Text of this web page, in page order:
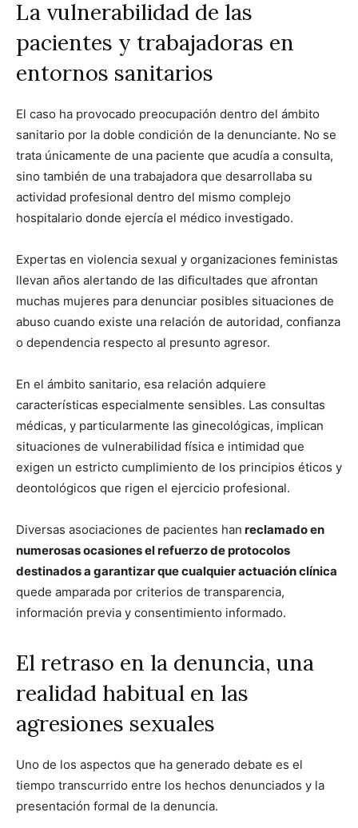
La vulnerabilidad de las
pacientes y trabajadoras en
entornos sanitarios
El caso ha provocado preocupación dentro del ámbito
sanitario por la doble condición de la denunciante. No se
trata únicamente de una paciente que acudía a consulta,
sino también de una trabajadora que desarrollaba su
actividad profesional dentro del mismo complejo
hospitalario donde ejercía el médico investigado.
Expertas en violencia sexual y organizaciones feministas
llevan años alertando de las dificultades que afrontan
muchas mujeres para denunciar posibles situaciones de
abuso cuando existe una relación de autoridad, confianza
o dependencia respecto al presunto agresor.
En el ámbito sanitario, esa relación adquiere
características especialmente sensibles. Las consultas
médicas, y particularmente las ginecológicas, implican
situaciones de vulnerabilidad física e intimidad que
exigen un estricto cumplimiento de los principios éticos y
deontológicos que rigen el ejercicio profesional.
Diversas asociaciones de pacientes han reclamado en
numerosas ocasiones el refuerzo de protocolos
destinados a garantizar que cualquier actuación clínica
quede amparada por criterios de transparencia,
información previa y consentimiento informado.
El retraso en la denuncia, una
realidad habitual en las
agresiones sexuales
Uno de los aspectos que ha generado debate es el
tiempo transcurrido entre los hechos denunciados y la
presentación formal de la denuncia.